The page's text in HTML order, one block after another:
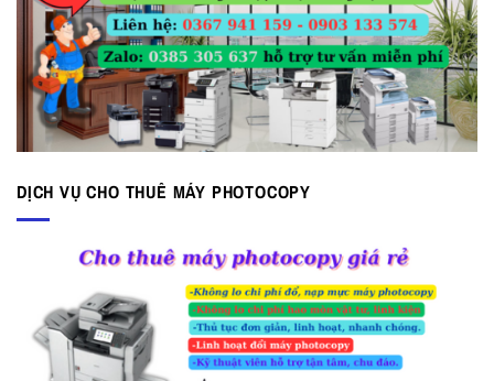
DỊCH VỤ CHO THUÊ MÁY PHOTOCOPY